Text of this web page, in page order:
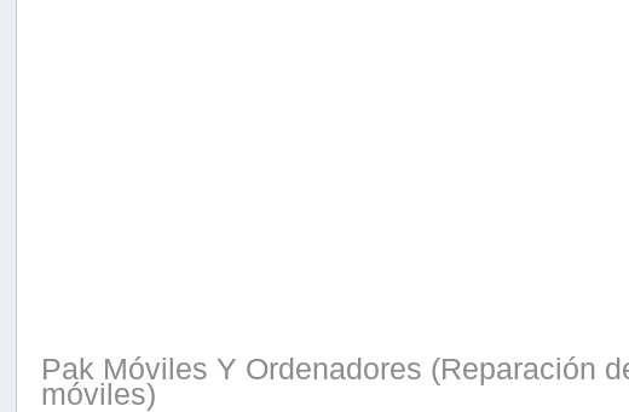
Pak Móviles Y Ordenadores (Reparación
móviles)